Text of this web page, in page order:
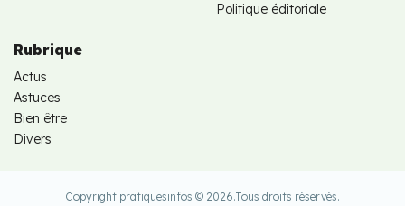
Politique éditoriale
Rubrique
Actus
Astuces
Bien être
Divers
Copyright pratiquesinfos © 2026.Tous droits réservés.